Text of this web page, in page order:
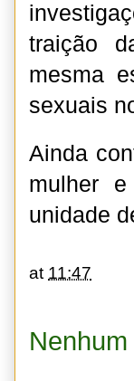
traição
mesma
sexuais
Ainda
mulher
unidade
at 11:47